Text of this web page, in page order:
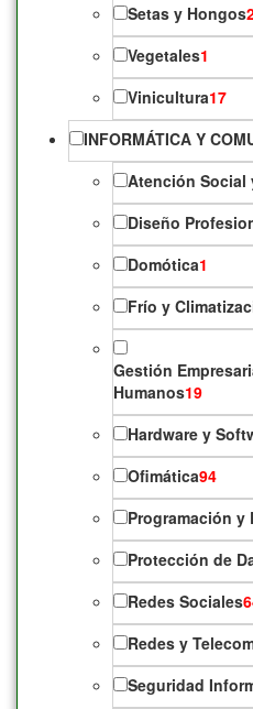
Setas y Hongos
Vegetales1
Vinicultura17
INFORMÁTICA Y
Atención Social
Diseño
Domótica1
Frío y
Gestión
Humanos19
Hardware y
Ofimática94
Programación y
Protección de
Redes Sociales
Redes y
Seguridad